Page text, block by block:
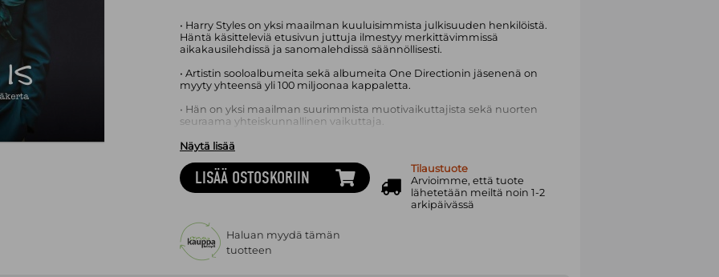
• Harry Styles on yksi maailman kuuluisimmista julkisuuden henkilöistä.
Häntä käsitteleviä etusivun juttuja ilmestyy merkittävimmissä
aikakausilehdissä ja sanomalehdissä säännöllisesti.
• Artistin sooloalbumeita sekä albumeita One Directionin jäsenenä on
myyty yhteensä yli 100 miljoonaa kappaletta.
• Hän on yksi maailman suurimmista muotivaikuttajista sekä nuorten
seuraama yhteiskunnallinen vaikuttaja.
• Stylesilla on Instagramissa yli 35 miljoonaa seuraajaa.
• Hän on paitsi äärettömän menestynyt muusikko, hänen uransa on
nousussa myös näyttelijänä.
Harry Styles on englantilainen laulaja, lauluntekijä ja näyttelijä. Hänen
sooloartistina brittiläiseen The X Factor -laulukilpailuun. Vaikka Styles
putosi kilpailusta melko aikaisessa vaiheessa, tuomaristo päätti
muodostaa hänestä ja muutamasta muusta pudonneesta kilpailijasta
Näytä lisää
LISÄÄ OSTOSKORIIN
Tilaustuote
Arvioimme, että tuote
lähetetään meiltä noin 1-2
arkipäivässä
Haluan myydä tämän
tuotteen